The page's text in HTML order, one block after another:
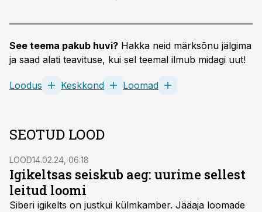
See teema pakub huvi? Hakka neid märksõnu jälgima
ja saad alati teavituse, kui sel teemal ilmub midagi uut!
Loodus Keskkond Loomad
SEOTUD LOOD
LOOD14.02.24, 06:18
Igikeltsas seiskub aeg: uurime sellest
leitud loomi
Siberi igikelts on justkui külmkamber. Jääaja loomade